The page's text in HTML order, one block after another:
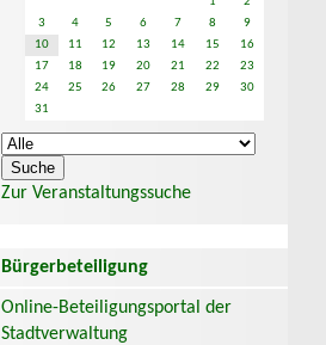
3
4 5 6 7 8
9
10
11 12 13 14 15
16
17
18 19 20 21 22
23
24
25 26 27 28 29
30
31
Zur Veranstaltungssuche
Bürgerbeteiligung
Online-Beteiligungsportal der
Stadtverwaltung